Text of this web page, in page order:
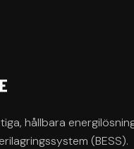
hållbara
(BESS).